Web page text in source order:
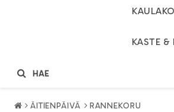
KASTE &
HAE
ÄITIENPÄIVÄ RANNEKORU